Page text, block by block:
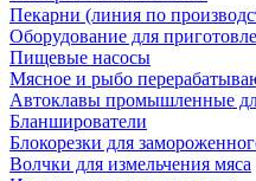
Пекарни (линия по
Оборудование для
Пищевые насосы
Мясное и рыбо
Автоклавы промышленные
Бланширователи
Блокорезки для
Волчки для измельчения мяса